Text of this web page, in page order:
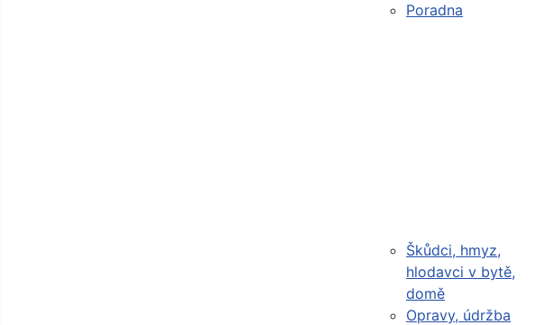
Poradna
Škůdci, hmyz,
hlodavci v bytě,
domě
Opravy, údržba